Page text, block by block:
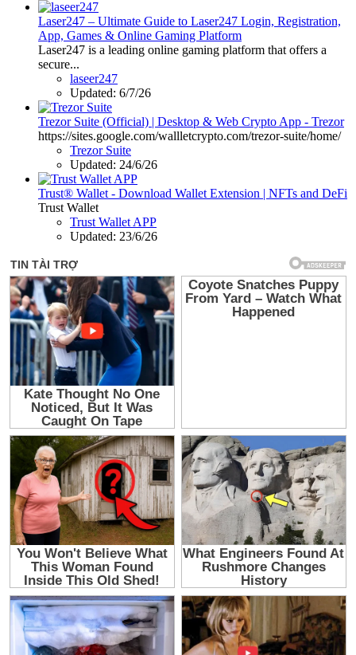
Laser247 – Ultimate Guide to Laser247 Login, Registration,
App, Games & Online Gaming Platform
Laser247 is a leading online gaming platform that offers a
secure...
laseer247
Updated: 6/7/26
Trezor Suite (Official) | Desktop & Web Crypto App - Trezor
https://sites.google.com/wallletcrypto.com/trezor-suite/home/
Trezor Suite
Updated: 24/6/26
Trust® Wallet - Download Wallet Extension | NFTs and DeFi
Trust Wallet
Trust Wallet APP
Updated: 23/6/26